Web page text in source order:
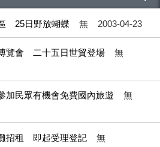
25日野放蝴蝶 無 2003-04-23
覽會 二十五日世貿登場
無
民眾有機會免費國內旅遊
無
招租 即起受理登記
無